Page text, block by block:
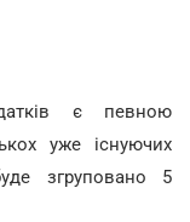
є певною
уже існуючих
згруповано 5